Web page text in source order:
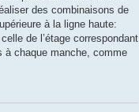
des combinaisons de
à la ligne haute:
de l’étage correspondant
à chaque manche, comme